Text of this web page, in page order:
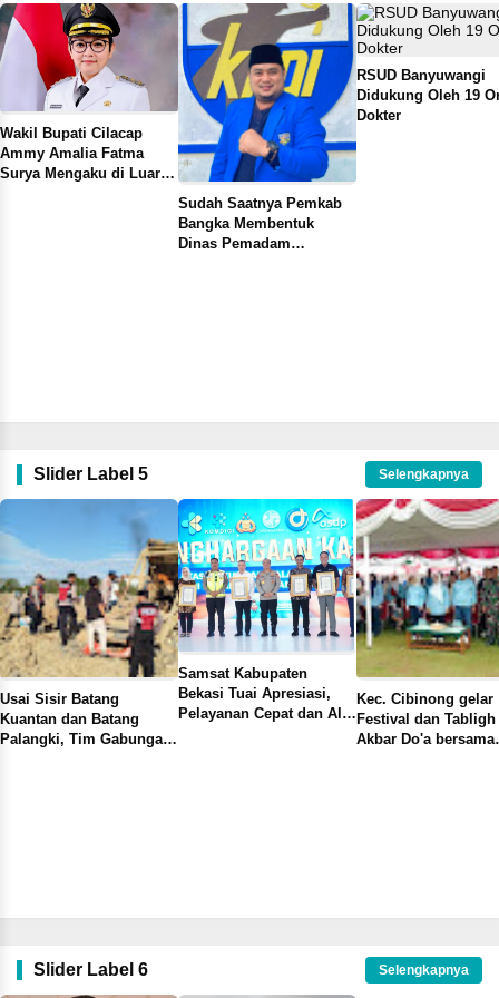
Wakil Bupati Cilacap
Ammy Amalia Fatma
Surya Mengaku di Luar
Sudah Saatnya Pemkab
Bangka Membentuk
Dinas Pemadam
RSUD Banyuwangi
Didukung Oleh 19
Dokter
Slider Label 5 Selengkapnya
Usai Sisir Batang
Kuantan dan Batang
Palangki, Tim Gabungan
Samsat Kabupaten
Bekasi Tuai Apresiasi,
Pelayanan Cepat dan Alur
Kec. Cibinong gelar
Festival dan Tabligh
Akbar Do'a bersama
Slider Label 6 Selengkapnya